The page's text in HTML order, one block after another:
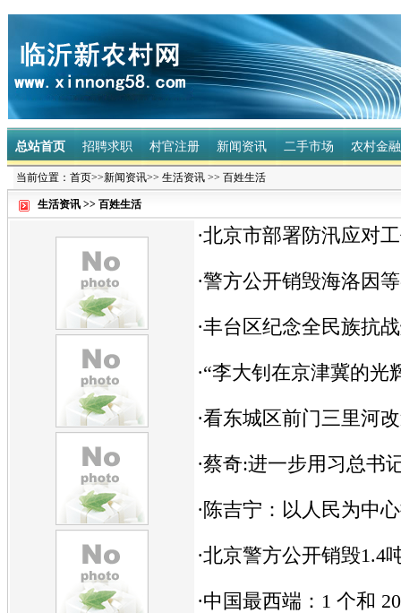
总站首页 招聘求职 村官注册 新闻资讯 二手市场 农村金融
当前位置： 首页>>新闻资讯>> 生活资讯 >> 百姓生活
生活资讯 >> 百姓生活
·北京市部署防汛应对
·警方公开销毁海洛因
·丰台区纪念全民族抗
·“李大钊在京津冀的光
·看东城区前门三里河
·蔡奇:进一步用习总书
·陈吉宁：以人民为中
·北京警方公开销毁1.4
·中国最西端：1 个和